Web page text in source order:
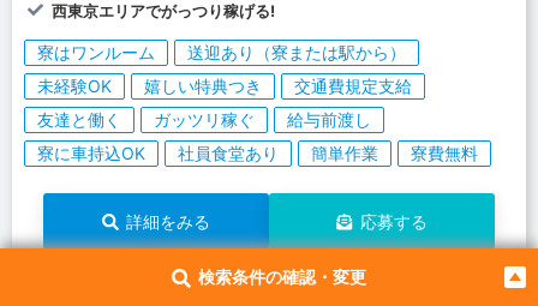
検索条件の確認・変更
西東京エリアでがっつり稼げる!
寮はワンルーム
送迎あり（寮または駅から）
未経験OK
嬉しい特典つき
交通費規定支給
友達と働く
ガッツリ稼ぐ
給与前渡し
寮に車持込OK
社員食堂あり 簡単作業 寮費無料
詳細をみる 応募する